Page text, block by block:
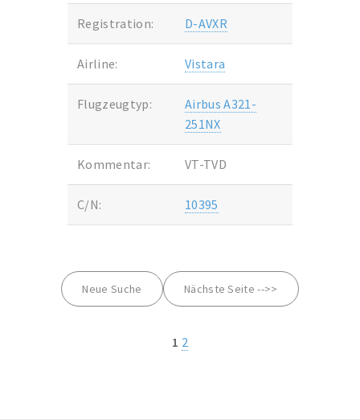
Registration: D-AVXR
Airline: Vistara
Flugzeugtyp:
Airbus A321-
251NX
Kommentar: VT-TVD
C/N: 10395
Neue Suche Nächste Seite -->>
1 2